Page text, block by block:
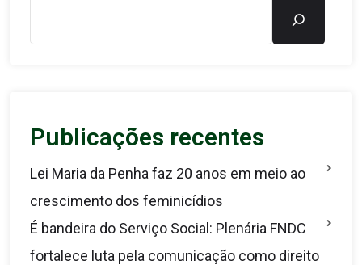
Publicações recentes
Lei Maria da Penha faz 20 anos em meio ao
crescimento dos feminicídios
É bandeira do Serviço Social: Plenária FNDC
fortalece luta pela comunicação como direito